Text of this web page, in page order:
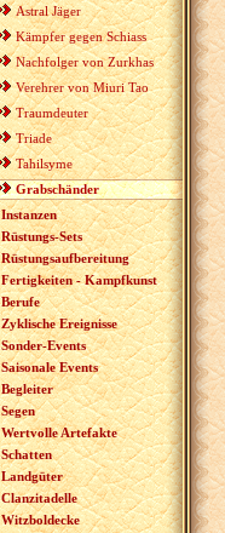
Astral Jäger
Kämpfer gegen Schiass
Nachfolger von Zurkhas
Verehrer von Miuri Tao
Traumdeuter
Triade
Tahilsyme
Grabschänder
Instanzen
Rüstungs-Sets
Rüstungsaufbereitung
Fertigkeiten - Kampfkunst
Berufe
Zyklische Ereignisse
Sonder-Events
Saisonale Events
Begleiter
Segen
Wertvolle Artefakte
Schatten
Landgüter
Clanzitadelle
Witzboldecke